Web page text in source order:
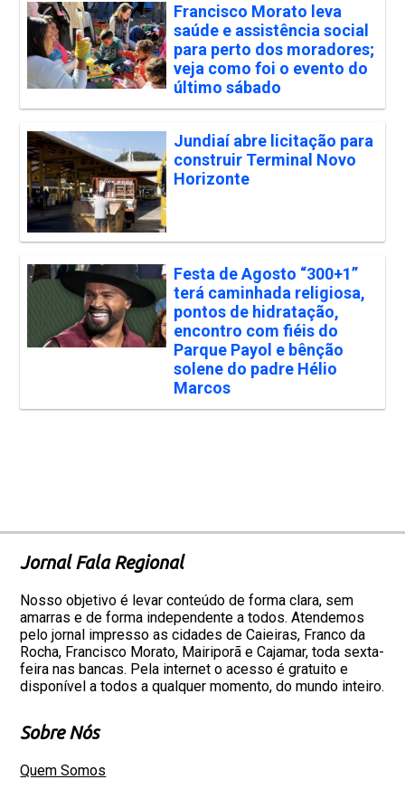
Francisco Morato leva
saúde e assistência social
para perto dos moradores;
veja como foi o evento do
último sábado
Jundiaí abre licitação para
construir Terminal Novo
Horizonte
Festa de Agosto “300+1”
terá caminhada religiosa,
pontos de hidratação,
encontro com fiéis do
Parque Payol e bênção
solene do padre Hélio
Marcos
Jornal Fala Regional
Nosso objetivo é levar conteúdo de forma clara, sem
amarras e de forma independente a todos. Atendemos
pelo jornal impresso as cidades de Caieiras, Franco da
Rocha, Francisco Morato, Mairiporã e Cajamar, toda sexta-
feira nas bancas. Pela internet o acesso é gratuito e
disponível a todos a qualquer momento, do mundo inteiro.
Sobre Nós
Quem Somos